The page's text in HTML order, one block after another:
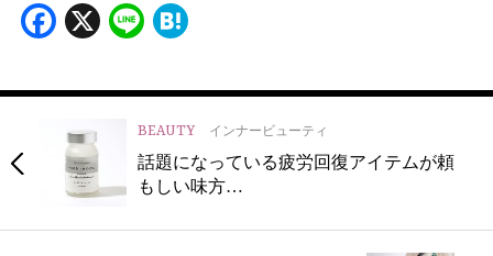
Facebook
X Line
BEAUTY インナービューティ
話題になっている疲労回復アイテムが頼
もしい味方…